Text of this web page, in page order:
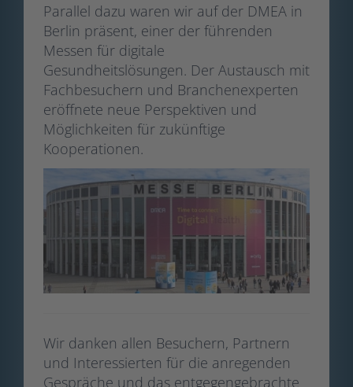
Parallel dazu waren wir auf der DMEA in
Berlin präsent, einer der führenden
Messen für digitale
Gesundheitslösungen. Der Austausch mit
Fachbesuchern und Branchenexperten
eröffnete neue Perspektiven und
Möglichkeiten für zukünftige
Kooperationen.​
Wir danken allen Besuchern, Partnern
und Interessierten für die anregenden
Gespräche und das entgegengebrachte